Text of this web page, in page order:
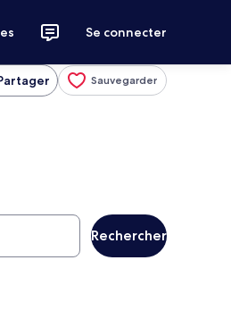
Se connecter
Sauvegarder
Rechercher